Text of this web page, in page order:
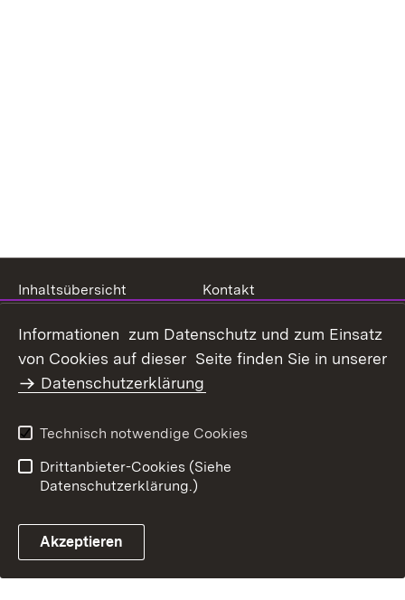
Inhaltsübersicht
Kontakt
Barrierefreiheit
Benutzungshinweise
Impressum
Informationen zum Datenschutz und zum Einsatz
von Cookies auf dieser Seite finden Sie in unserer
Datenschutzerklärung
Technisch notwendige Cookies
Drittanbieter-Cookies (Siehe
Datenschutzerklärung.)
Akzeptieren